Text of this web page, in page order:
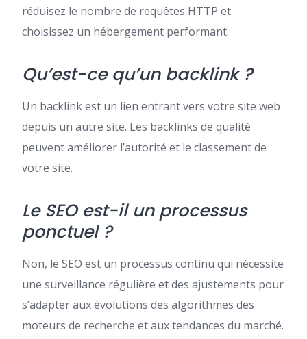
réduisez le nombre de requêtes HTTP et
choisissez un hébergement performant.
Qu’est-ce qu’un backlink ?
Un backlink est un lien entrant vers votre site web
depuis un autre site. Les backlinks de qualité
peuvent améliorer l’autorité et le classement de
votre site.
Le SEO est-il un processus
ponctuel ?
Non, le SEO est un processus continu qui nécessite
une surveillance régulière et des ajustements pour
s’adapter aux évolutions des algorithmes des
moteurs de recherche et aux tendances du marché.